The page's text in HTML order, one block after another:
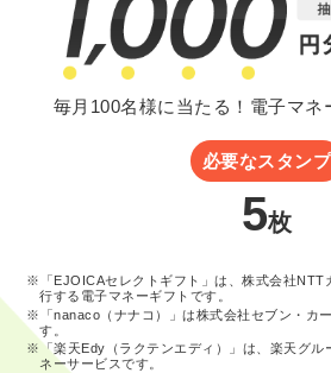
毎月100名様に当たる！電子マネ
必要なスタンプ
5枚
※「EJOICAセレクトギフト」は、株式会社NTT
行する電子マネーギフトです。
※「nanaco（ナナコ）」は株式会社セブン・カ
す。
※「楽天Edy（ラクテンエディ）」は、楽天グル
ネーサービスです。